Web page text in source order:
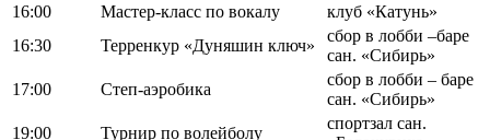
16:00
Мастер-класс по вокалу
клуб «Катунь»
16:30
Терренкур «Дуняшин ключ»
сбор в лобби –баре
сан. «Сибирь»
17:00
Степ-аэробика
сбор в лобби – баре
сан. «Сибирь»
19:00
Турнир по волейболу
спортзал сан.